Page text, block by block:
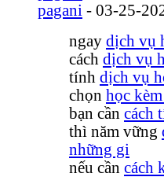
pagani - 03-25-
ngay dịch vụ
cách dịch vụ
tính dịch vụ
chọn học
bạn cần cách
thì năm vững
những gi
nếu cần cách